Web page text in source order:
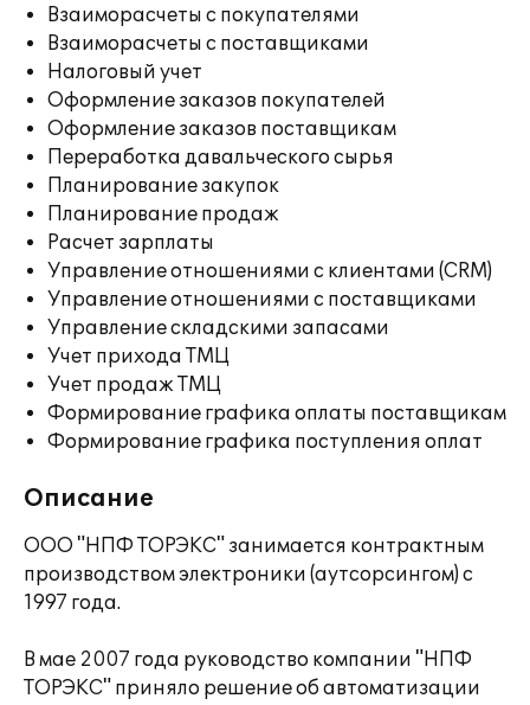
Взаиморасчеты с покупателями
Взаиморасчеты с поставщиками
Налоговый учет
Оформление заказов покупателей
Оформление заказов поставщикам
Переработка давальческого сырья
Планирование закупок
Планирование продаж
Расчет зарплаты
Управление отношениями с клиентами (CRM)
Управление отношениями с поставщиками
Управление складскими запасами
Учет прихода ТМЦ
Учет продаж ТМЦ
Формирование графика оплаты поставщикам
Формирование графика поступления оплат
Описание
ООО "НПФ ТОРЭКС" занимается контрактным
производством электроники (аутсорсингом) с
1997 года.
В мае 2007 года руководство компании "НПФ
ТОРЭКС" приняло решение об автоматизации